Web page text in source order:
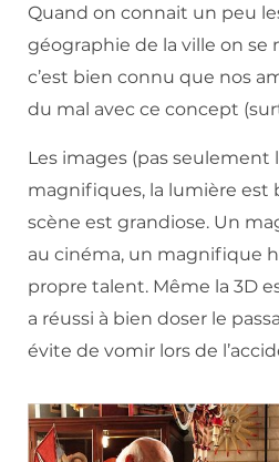
Quand on connait un peu
géographie de la ville on se
c’est bien connu que nos
du mal avec ce concept
Les images (pas seulement
magnifiques, la lumière est
scène est grandiose. Un
au cinéma, un magnifique
propre talent. Même la 3D
a réussi à bien doser le
évite de vomir lors de